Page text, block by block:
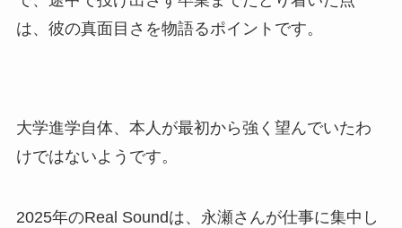
は、彼の真面目さを物語るポイントです。
大学進学自体、本人が最初から強く望んでいたわ
けではないようです。
2025年のReal Soundは、永瀬さんが仕事に集中し